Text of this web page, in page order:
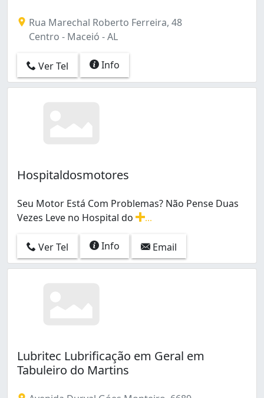
Rua Marechal Roberto Ferreira, 48
Centro - Maceió - AL
Ver Tel Info
Hospitaldosmotores
Seu Motor Está Com Problemas? Não Pense Duas
Vezes Leve no Hospital do
Ver Tel
Info Email
Lubritec Lubrificação em Geral em
Tabuleiro do Martins